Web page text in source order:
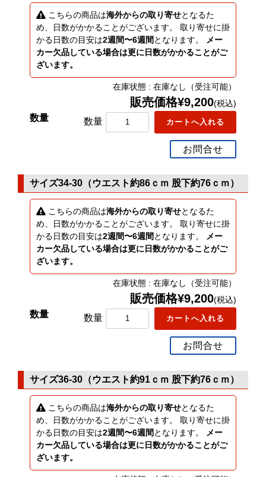
こちらの商品は海外からの取り寄せとなるた
め、日数がかかることがございます。 取り寄せに掛
かる日数の目安は2週間〜6週間 となります。
メー
カー欠品している場合は更に日数がかかることがご
ざいます。
在庫状態 : 在庫なし（受注可能）
販売価格¥9,200(税込)
数量
お問合せ
サイズ34-30（ウエスト約86ｃｍ 股下約76ｃｍ）
こちらの商品は海外からの取り寄せとなるた
め、日数がかかることがございます。 取り寄せに掛
かる日数の目安は2週間〜6週間 となります。
メー
カー欠品している場合は更に日数がかかることがご
ざいます。
在庫状態 : 在庫なし（受注可能）
販売価格¥9,200(税込)
数量
お問合せ
サイズ36-30（ウエスト約91ｃｍ 股下約76ｃｍ）
こちらの商品は海外からの取り寄せとなるた
め、日数がかかることがございます。 取り寄せに掛
かる日数の目安は2週間〜6週間 となります。
メー
カー欠品している場合は更に日数がかかることがご
ざいます。